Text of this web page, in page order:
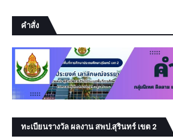
คำสั่ง
ทะเบียนรางวัล ผลงาน สพป.สุรินทร์ เขต 2